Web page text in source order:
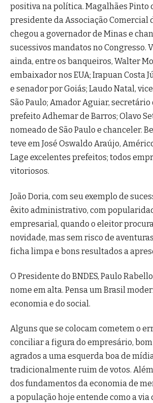
positiva na política. Magalhães Pinto
presidente da Associação Comercial
chegou a governador de Minas e
sucessivos mandatos no Congresso.
ainda, entre os banqueiros, Walter
embaixador nos EUA; Irapuan Costa
e senador por Goiás; Laudo Natal,
São Paulo; Amador Aguiar, secretário
prefeito Adhemar de Barros; Olavo
nomeado de São Paulo e chanceler.
teve em José Oswaldo Araújo,
Lage excelentes prefeitos; todos
vitoriosos.
João Doria, com seu exemplo de
êxito administrativo, com
empresarial, quando o eleitor
novidade, mas sem risco de
ficha limpa e bons resultados a
O Presidente do BNDES, Paulo
nome em alta. Pensa um Brasil
economia e do social.
Alguns que se colocam cometem o
conciliar a figura do empresário,
agrados a uma esquerda boa de
tradicionalmente ruim de votos.
dos fundamentos da economia de
a população hoje entende como a via